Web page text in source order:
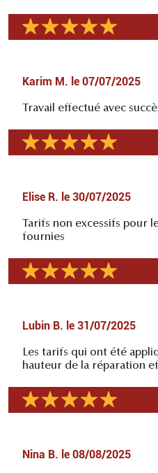
Karim M. le 07/07/2025
Travail effectué avec
Elise R. le 30/07/2025
Tarifs non excessifs pour
fournies
Lubin B. le 31/07/2025
Les tarifs qui ont été
hauteur de la réparation
Nina B. le 08/08/2025